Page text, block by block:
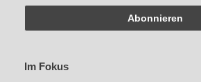
Im Fokus